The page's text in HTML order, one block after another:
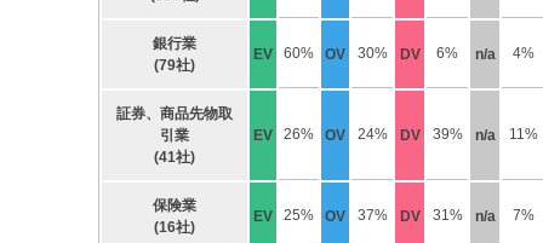
銀行業
(79社)
EV 60% OV 30% DV 6% n/a 4%
証券、商品先物取
引業
(41社)
EV 26% OV 24% DV 39% n/a 11%
保険業
(16社)
EV 25% OV 37% DV 31% n/a 7%